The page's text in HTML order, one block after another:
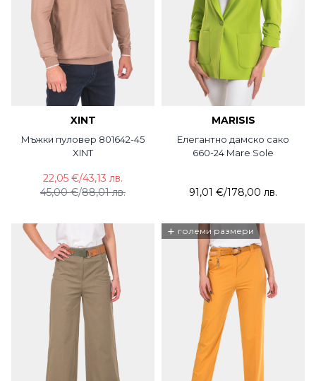
XINT
Мъжки пуловер 801642-45
XINT
45,00 €/88,01 лв.
22,05 €/43,13 лв.
MARISIS
Елегантно дамско сако
660-24 Mare Sole
91,01 €/178,00 лв.
+ големи размери